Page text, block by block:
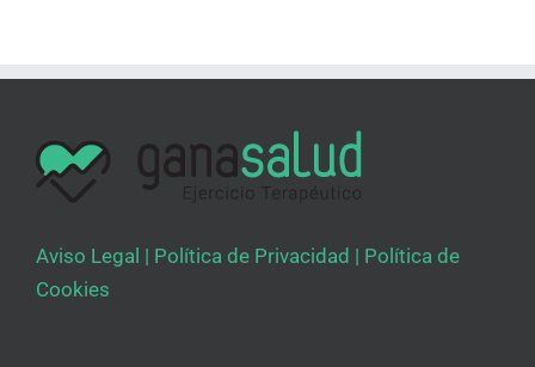
Aviso Legal | Política de Privacidad | Política de
Cookies